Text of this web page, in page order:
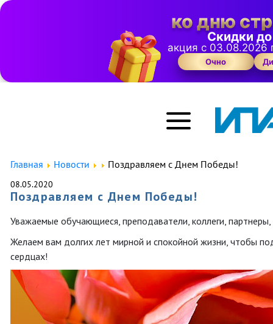
ко дню
Скидки
акция с 03.08.2026
Очно
Главная Новости Поздравляем с Днем Победы!
08.05.2020
Поздравляем с Днем Победы!
Уважаемые обучающиеся, преподаватели, коллеги,
Желаем вам долгих лет мирной и спокойной жизни, чтобы
сердцах!